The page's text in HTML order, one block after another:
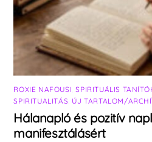
ROXIE NAFOUSI ,SPIRITUÁLIS
SPIRITUALITÁS ÚJ TARTALOM/
Hálanapló és pozitív
manifesztálásért